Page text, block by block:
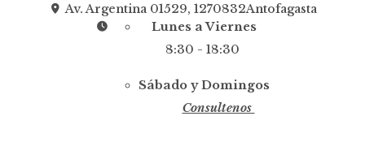
Av. Argentina 01529, 1270832Antofagasta
Lunes a Viernes
8:30 - 18:30
Sábado y Domingos
Consultenos